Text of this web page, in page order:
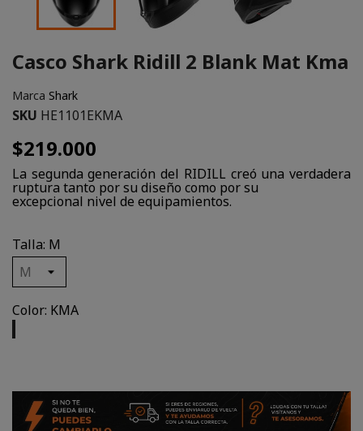
Casco Shark Ridill 2 Blank Mat Kma
Marca Shark
SKU HE1101EKMA
$219.000
La segunda generación del RIDILL creó una verdadera
ruptura tanto por su diseño como por su
excepcional nivel de equipamientos.
Talla: M
Color: KMA